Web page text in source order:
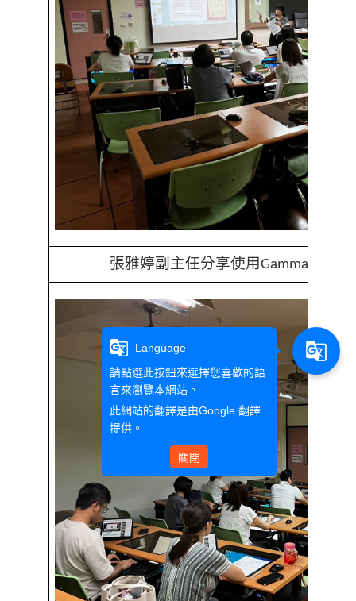
張雅婷副主任分享使用Gamma AI
g_translate
Language
請點選此按鈕來選擇您喜歡的語
言來瀏覽本網站。
此網站的翻譯是由Google 翻譯
提供。
關閉
g_translate